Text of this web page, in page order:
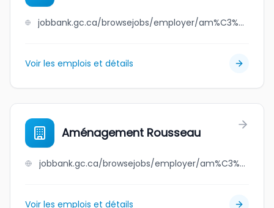
jobbank.gc.ca/browsejobs/employer/am%C3%A9nagement+paysager+lambert/ca
Voir les emplois et détails
Aménagement Rousseau
jobbank.gc.ca/browsejobs/employer/am%C3%A9nagement+rousseau/ca
Voir les emplois et détails